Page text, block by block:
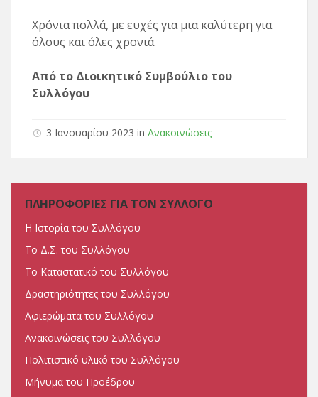
Χρόνια πολλά, με ευχές για μια καλύτερη για
όλους και όλες χρονιά.
Από το Διοικητικό Συμβούλιο του
Συλλόγου
3 Ιανουαρίου 2023 in Ανακοινώσεις
ΠΛΗΡΟΦΟΡΙΕΣ ΓΙΑ ΤΟΝ ΣΥΛΛΟΓΟ
Η Ιστορία του Συλλόγου
Tο Δ.Σ. του Συλλόγου
Tο Καταστατικό του Συλλόγου
Δραστηριότητες του Συλλόγου
Αφιερώματα του Συλλόγου
Ανακοινώσεις του Συλλόγου
Πολιτιστικό υλικό του Συλλόγου
Μήνυμα του Προέδρου